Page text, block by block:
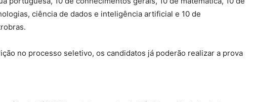
ciência de dados e inteligência artificial e 10 de
no processo seletivo, os candidatos já poderão realizar a prova